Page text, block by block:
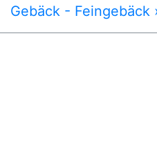
Gebäck - Feingebäck